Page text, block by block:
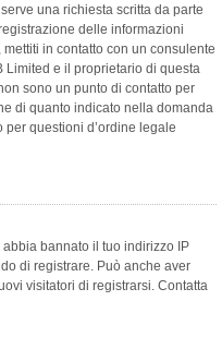
una richiesta scritta da parte
delle informazioni
in contatto con un consulente
Limited e il proprietario di questa
sono un punto di contatto per
di quanto indicato nella domanda
per questioni d’ordine legale
bannato il tuo indirizzo IP
di registrare. Può anche aver
visitatori di registrarsi. Contatta